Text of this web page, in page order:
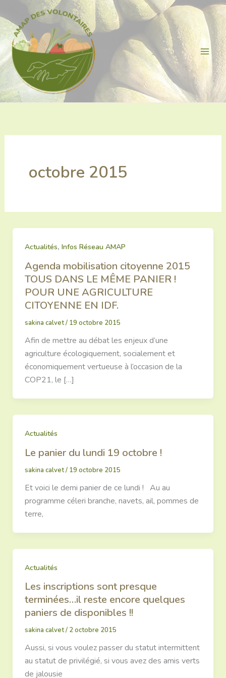
au
contenu
octobre 2015
Actualités, Infos Réseau AMAP
Agenda mobilisation citoyenne 2015
TOUS DANS LE MÊME PANIER !
POUR UNE AGRICULTURE
CITOYENNE EN IDF.
sakina calvet/ 19 octobre 2015
Afin de mettre au débat les enjeux d’une
agriculture écologiquement, socialement et
économiquement vertueuse à l’occasion de la
COP21, le […]
Actualités
Le panier du lundi 19 octobre !
sakina calvet/ 19 octobre 2015
Et voici le demi panier de ce lundi ! Au au
programme céleri branche, navets, ail, pommes de
terre,
Actualités
Les inscriptions sont presque
terminées…il reste encore quelques
paniers de disponibles !!
sakina calvet/ 2 octobre 2015
Aussi, si vous voulez passer du statut intermittent
au statut de privilégié, si vous avez des amis verts
de jalousie